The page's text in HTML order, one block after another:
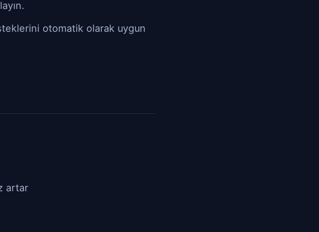
otomatik olarak uygun
artar